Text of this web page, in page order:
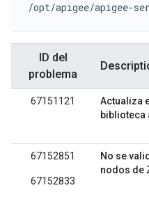
/opt/apigee/apigee-
ID del
problema
67151121
Actualiza
biblioteca
67152851
67152833
No se
nodos de